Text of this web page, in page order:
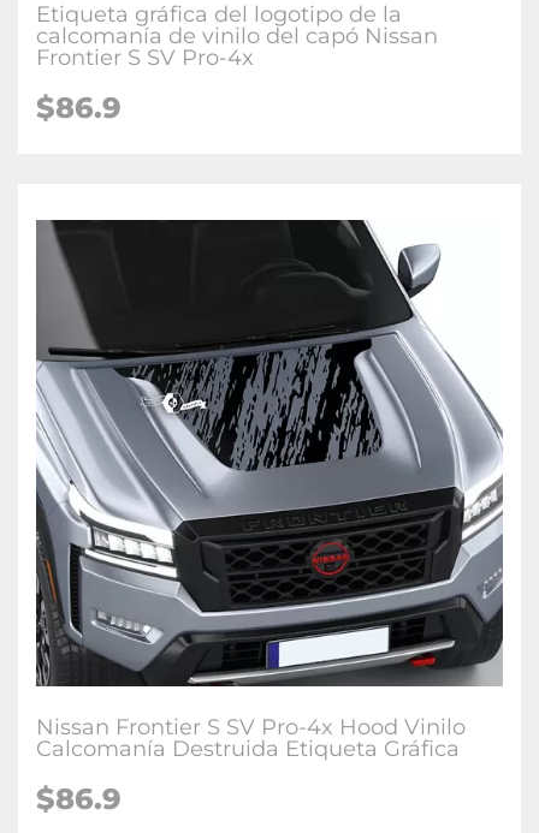
Etiqueta gráfica del logotipo de la
calcomanía de vinilo del capó Nissan
Frontier S SV Pro-4x
$86.9
Nissan Frontier S SV Pro-4x Hood Vinilo
Calcomanía Destruida Etiqueta Gráfica
$86.9